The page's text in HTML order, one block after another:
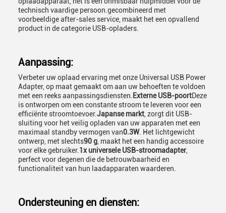
technisch vaardige persoon.gecombineerd met
voorbeeldige after-sales service, maakt het een opvallend
product in de categorie USB-opladers.
Aanpassing:
Verbeter uw oplaad ervaring met onze Universal USB Power
Adapter, op maat gemaakt om aan uw behoeften te voldoen
met een reeks aanpassingsdiensten. Externe USB-poortDeze
is ontworpen om een constante stroom te leveren voor een
efficiënte stroomtoevoer.Japanse markt , zorgt dit USB-
sluiting voor het veilig opladen van uw apparaten met een
maximaal standby vermogen van0.3W. Het lichtgewicht
ontwerp, met slechts90 g , maakt het een handig accessoire
voor elke gebruiker. 1x universele USB-stroomadapter,
perfect voor degenen die de betrouwbaarheid en
functionaliteit van hun laadapparaten waarderen.
Ondersteuning en diensten: